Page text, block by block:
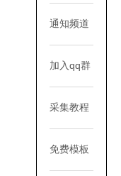
通知频道
加入qq群
采集教程
免费模板